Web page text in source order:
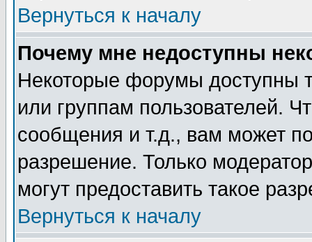
Вернуться к началу
Почему мне недоступны
Некоторые форумы доступны
или группам пользователей.
сообщения и т.д., вам может
разрешение. Только
могут предоставить такое
Вернуться к началу